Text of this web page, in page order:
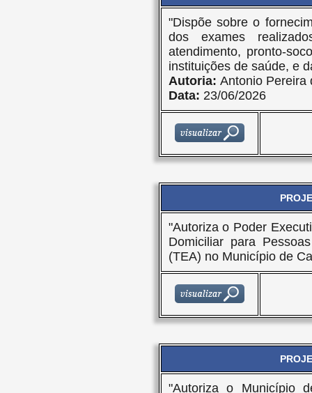
"Dispõe sobre o
dos exames
atendimento, pronto-
instituições de saúde, e
Autoria: Antonio Pereira
Data: 23/06/2026
"Autoriza o Poder
Domiciliar para
(TEA) no Município de
"Autoriza o Município